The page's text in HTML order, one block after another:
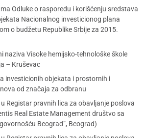
Odluke o rasporedu i korišćenju sredstava
Nacionalnog investicionog plana
o budžetu Republike Srbije za 2015.
naziva Visoke hemijsko-tehnološke škole
– Kruševac
investicionih objekata i prostornih i
od značaja za odbranu
u Registar pravnih lica za obavljanje poslova
Real Estate Management društvo sa
Beograd”, Beograd)